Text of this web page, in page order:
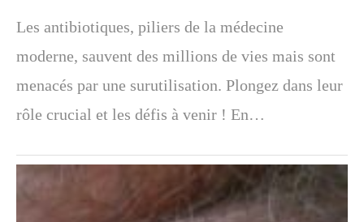
Les antibiotiques, piliers de la médecine
moderne, sauvent des millions de vies mais sont
menacés par une surutilisation. Plongez dans leur
rôle crucial et les défis à venir ! En…